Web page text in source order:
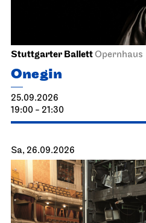
Stuttgarter BallettOpernhaus
Onegin
25.09.2026
19:00 - 21:30
Sa, 26.09.2026